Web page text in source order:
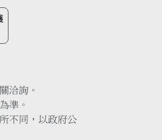
洽詢。
準。
不同，以政府公